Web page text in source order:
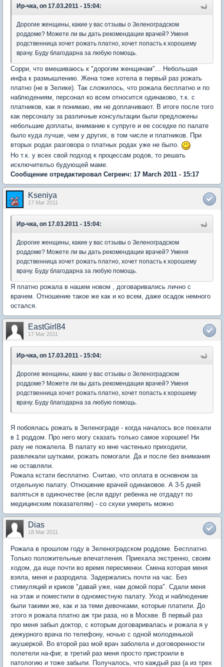
Ир-чка, on 17.03.2011 - 15:04:
Дорогие женщины, какие у вас отзывы о Зеленоградском
роддоме? Можете ли вы дать рекомендации врачей? Уменя
родственница хочет рожать платно, хочет попасть к хорошему
врачу. Буду благодарна за любую помощь.
Сорри, что вмешиваюсь к "дорогим женщинам"... Небольшая
инфа к размышлению. Жена тоже хотела в первый раз рожать
платно (не в Зелике). Так сложилось, что рожала бесплатно и по
наблюдениям, персонал ко всем относится одинаково, т.к. с
платников, как я понимаю, им не доплачивают. В итоге после того
как персоналу за различные консультации были предложены
небольшие доплаты, внимание к супруге и ее соседке по палате
было куда лучше, чем у других, в том числе и платников. При
вторых родах разговора о платных родах уже не было.
Но т.к. у всех свой подход к процессам родов, то решать
исключительо будующей маме.
Сообщение отредактировал Сегреич: 17 March 2011 - 15:17
Kseniya
17 Mar 2011
Ир-чка, on 17.03.2011 - 15:04:
Дорогие женщины, какие у вас отзывы о Зеленоградском
роддоме? Можете ли вы дать рекомендации врачей? Уменя
родственница хочет рожать платно, хочет попасть к хорошему
врачу. Буду благодарна за любую помощь.
Я платно рожала в нашем новом , договаривались лично с
врачем. Отношение такое же как и ко всем, даже осадок немного
остался.
EastGirl84
17 Mar 2011
Ир-чка, on 17.03.2011 - 15:04:
Дорогие женщины, какие у вас отзывы о Зеленоградском
роддоме? Можете ли вы дать рекомендации врачей? Уменя
родственница хочет рожать платно, хочет попасть к хорошему
врачу. Буду благодарна за любую помощь.
Я побоялась рожать в Зеленограде - когда началось все поехали
в 1 роддом. Про него могу сказать только самое хорошее! Ни
разу не пожалела. В палату ко мне частенько приходили,
развлекали шутками, рожать помогали. Да и после без внимания
не оставляли.
Рожала кстати бесплатно. Считаю, что оплата в основном за
отдельную палату. Отношение врачей одинаковое. А 3-5 дней
валяться в одиночестве (если вдруг ребенка не отдадут по
медицинским показателям) - со скуки умереть можно
Dias
18 Mar 2011
Рожала в прошлом году в Зеленоградском роддоме. Бесплатно.
Только положительные впечатления. Приехала экстренно, своим
ходом, да еще почти во время пересменки. Смена которая меня
взяла, меня и разродила. Задержались почти на час. Без
стимуляций и криков "давай уже, нам домой пора". Сдали меня
на этаж и поместили в одноместную палату. Уход и наблюдение
были такими же, как и за теми девочками, которые платили. До
этого я рожала платно аж три раза, но в Москве. В первый раз
про меня забыл доктор, с которым договаривалась и рожала я у
дежурного врача по телефону, ночью с одной молоденькой
акушеркой. Во второй раз мой врач заболела и договоренности
полетели на-фиг, в третий раз меня просто пристроили в
патологию и тоже забыли. Получалось, что каждый раз (а из трех